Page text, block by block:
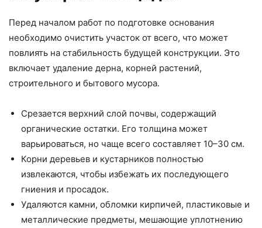
Перед началом работ по подготовке основания
необходимо очистить участок от всего, что может
повлиять на стабильность будущей конструкции. Это
включает удаление дерна, корней растений,
строительного и бытового мусора.
Срезается верхний слой почвы, содержащий
органические остатки. Его толщина может
варьироваться, но чаще всего составляет 10–30 см.
Корни деревьев и кустарников полностью
извлекаются, чтобы избежать их последующего
гниения и просадок.
Удаляются камни, обломки кирпичей, пластиковые и
металлические предметы, мешающие уплотнению